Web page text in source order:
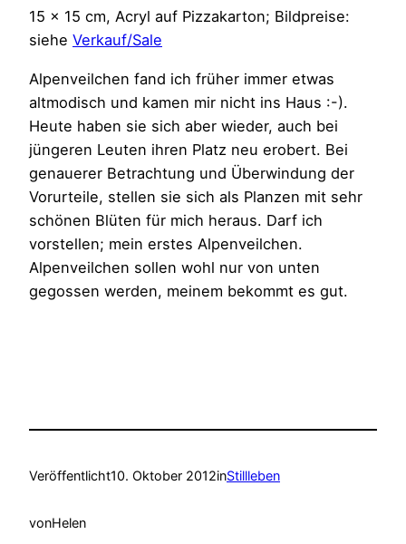
15 x 15 cm, Acryl auf Pizzakarton; Bildpreise:
siehe Verkauf/Sale
Alpenveilchen fand ich früher immer etwas
altmodisch und kamen mir nicht ins Haus :-).
Heute haben sie sich aber wieder, auch bei
jüngeren Leuten ihren Platz neu erobert. Bei
genauerer Betrachtung und Überwindung der
Vorurteile, stellen sie sich als Planzen mit sehr
schönen Blüten für mich heraus. Darf ich
vorstellen; mein erstes Alpenveilchen.
Alpenveilchen sollen wohl nur von unten
gegossen werden, meinem bekommt es gut.
Veröffentlicht10. Oktober 2012inStillleben
vonHelen